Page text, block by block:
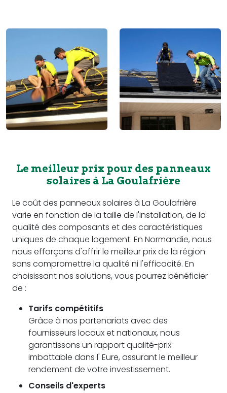
Le meilleur prix pour des panneaux
solaires à La Goulafrière
Le coût des panneaux solaires à La Goulafrière
varie en fonction de la taille de l'installation, de la
qualité des composants et des caractéristiques
uniques de chaque logement. En Normandie, nous
nous efforçons d'offrir le meilleur prix de la région
sans compromettre la qualité ni l'efficacité. En
choisissant nos solutions, vous pourrez bénéficier
de :
Tarifs compétitifs
Grâce à nos partenariats avec des
fournisseurs locaux et nationaux, nous
garantissons un rapport qualité-prix
imbattable dans l' Eure, assurant le meilleur
rendement de votre investissement.
Conseils d'experts